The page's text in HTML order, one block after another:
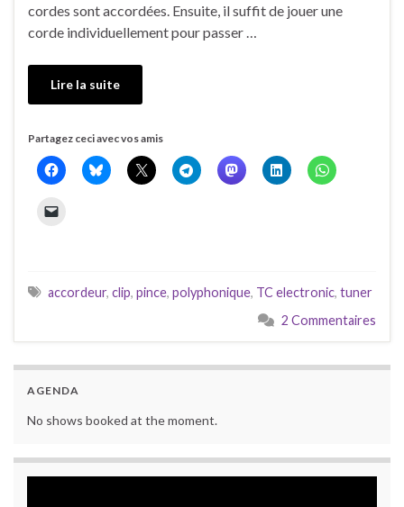
cordes sont accordées. Ensuite, il suffit de jouer une
corde individuellement pour passer …
Lire la suite
Partagez ceci avec vos amis
accordeur, clip, pince, polyphonique, TC electronic, tuner
2 Commentaires
AGENDA
No shows booked at the moment.